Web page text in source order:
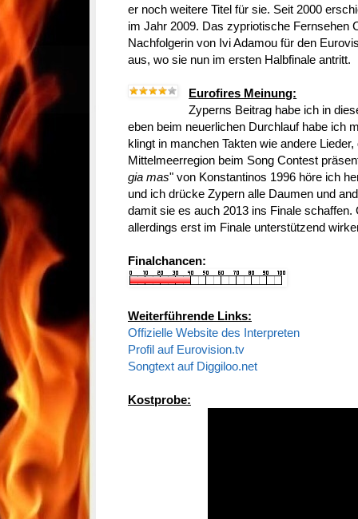
er noch weitere Titel für sie. Seit 2000
im Jahr 2009. Das zypriotische Fernsehen
Nachfolgerin von Ivi Adamou für den
aus, wo sie nun im ersten Halbfinale antritt.
Eurofires Meinung:
Zyperns Beitrag habe ich in
eben beim neuerlichen Durchlauf habe ich
klingt in manchen Takten wie andere
Mittelmeerregion beim Song Contest
gia mas" von Konstantinos 1996 höre ich
und ich drücke Zypern alle Daumen und
damit sie es auch 2013 ins Finale
allerdings erst im Finale unterstützend
Finalchancen:
Weiterführende Links:
Offizielle Website des Interpreten
Profil auf Eurovision.tv
Songtext auf Diggiloo.net
Kostprobe: